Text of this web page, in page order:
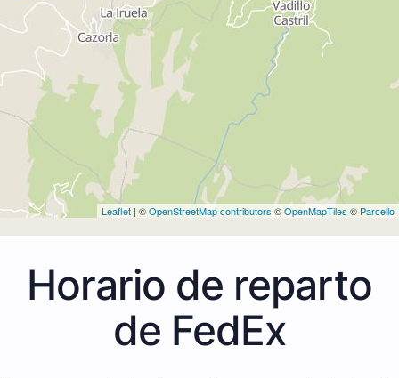
Leaflet | ©OpenStreetMap contributors ©OpenMapTiles © Parcello
Horario de reparto
de FedEx